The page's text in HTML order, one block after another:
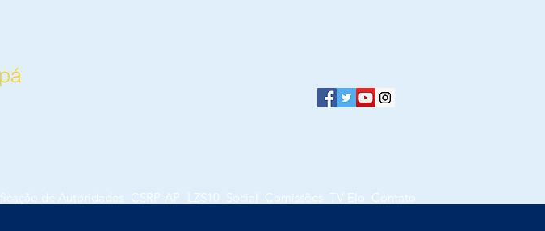
de Autoridades CSRP-AP LZS10 Social Comissões TV Elo Contato